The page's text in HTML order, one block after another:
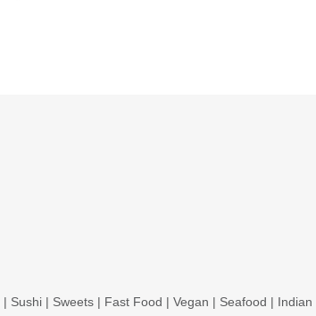
| Sushi| Sweets| Fast Food | Vegan | Seafood | Indian